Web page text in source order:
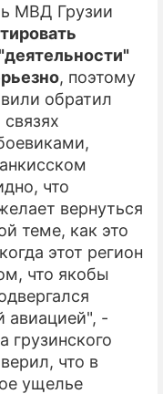
МВД Грузии
, поэтому
обратил
что
вернуться
теме, как это
этот регион
что якобы
авиацией", -
грузинского
что в
ущелье